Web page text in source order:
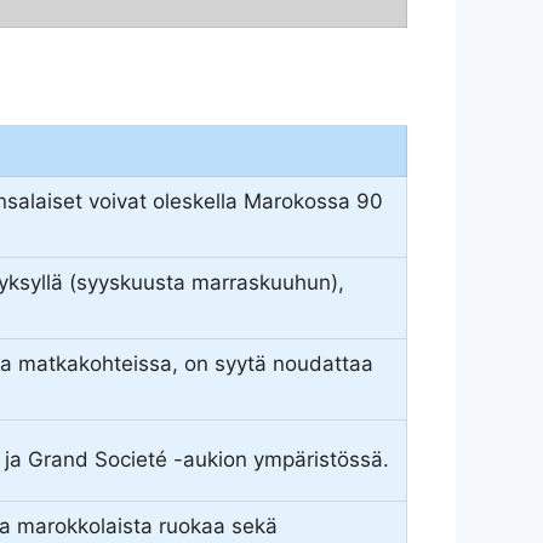
voivat oleskella Marokossa 90
(syyskuusta marraskuuhun),
matkakohteissa, on syytä noudattaa
Grand Societé -aukion ympäristössä.
marokkolaista ruokaa sekä